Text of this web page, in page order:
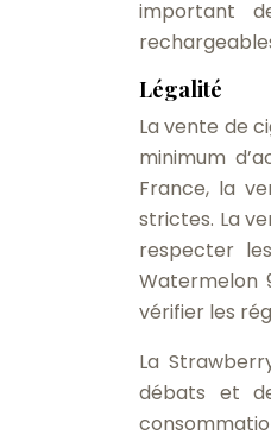
important
Légalité
La vente de
minimum
France, la
strictes. La
respecter
Watermelon
vérifier les
La
débats et